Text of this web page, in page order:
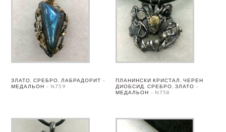
ЗЛАТО, СРЕБРО, ЛАБРАДОРИТ –
МЕДАЛЬОН – N759
ПЛАНИНСКИ КРИСТАЛ, ЧЕРЕН
ДИОБСИД, СРЕБРО, ЗЛАТО –
МЕДАЛЬОН – N758